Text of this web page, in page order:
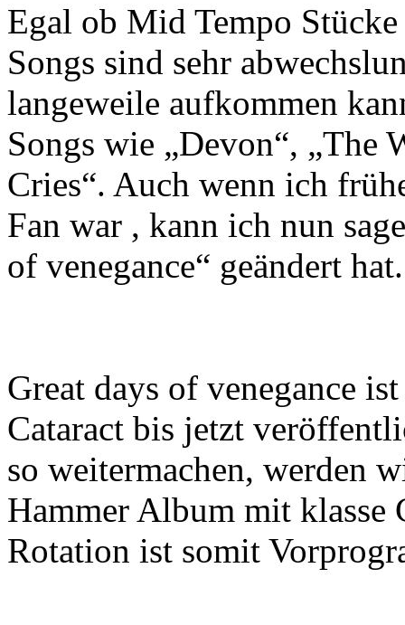
Egal ob Mid Tempo
Songs sind sehr
langeweile aufkommen
Songs wie „Devon“, „The
Cries“. Auch wenn ich
Fan war , kann ich nun
of venegance“ geändert hat.
Great days of venegance
Cataract bis jetzt
so weitermachen, werden
Hammer Album mit
Rotation ist somit